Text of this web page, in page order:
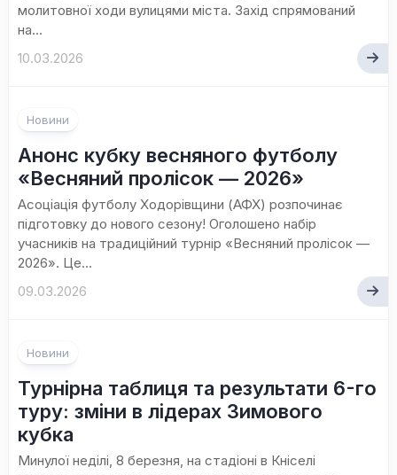
молитовної ходи вулицями міста. Захід спрямований
на...
10.03.2026
Новини
Анонс кубку весняного футболу
«Весняний пролісок — 2026»
Асоціація футболу Ходорівщини (АФХ) розпочинає
підготовку до нового сезону! Оголошено набір
учасників на традиційний турнір «Весняний пролісок —
2026». Це...
09.03.2026
Новини
Турнірна таблиця та результати 6-го
туру: зміни в лідерах Зимового
кубка
Минулої неділі, 8 березня, на стадіоні в Кніселі